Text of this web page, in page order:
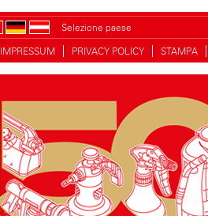
Selezione paese
IMPRESSUM PRIVACY POLICY STAMPA